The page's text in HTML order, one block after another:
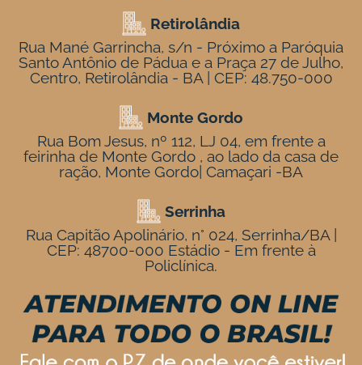
Retirolândia
Rua Mané Garrincha, s/n - Próximo a Paróquia
Santo Antônio de Pádua e a Praça 27 de Julho,
Centro, Retirolândia - BA | CEP: 48.750-000
Monte Gordo
Rua Bom Jesus, nº 112, LJ 04, em frente a
feirinha de Monte Gordo , ao lado da casa de
ração, Monte Gordo| Camaçari -BA
Serrinha
Rua Capitão Apolinário, n° 024, Serrinha/BA |
CEP: 48700-000 Estádio - Em frente à
Policlínica.